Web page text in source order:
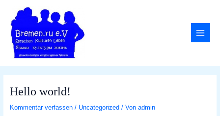
Inhalt
springen
Hello world!
Kommentar verfassen / Uncategorized / Von admin
navigation